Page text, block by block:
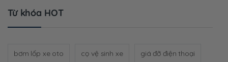
Từ khóa HOT
bơm lốp xe oto cọ vệ sinh xe giá đỡ điện thoại